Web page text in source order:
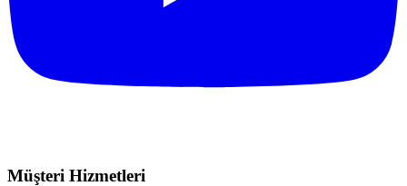
Müşteri Hizmetleri